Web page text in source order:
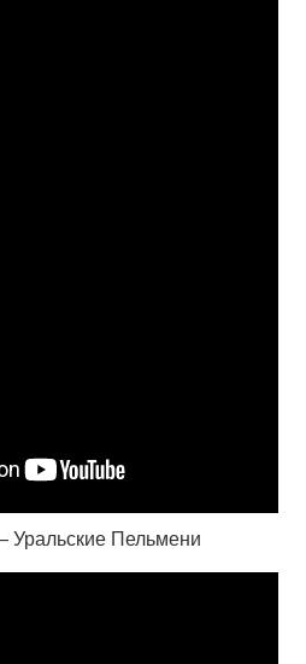
Пельмени